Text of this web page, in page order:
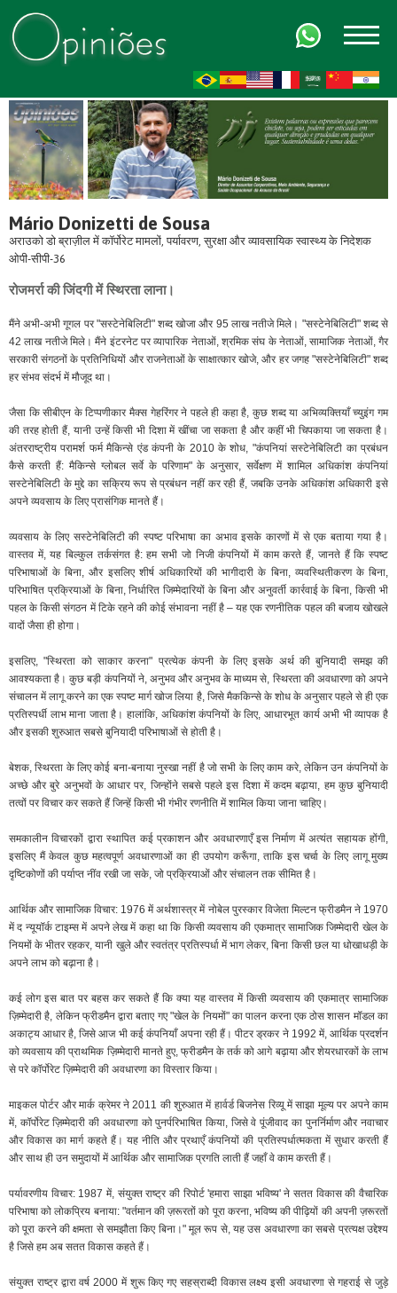
Mário Donizetti de Sousa
अराउको डो ब्राज़ील में कॉर्पोरेट मामलों, पर्यावरण, सुरक्षा और व्यावसायिक स्वास्थ्य के निदेशक
ओपी-सीपी-36
रोजमर्रा की जिंदगी में स्थिरता लाना।
मैंने अभी-अभी गूगल पर "सस्टेनेबिलिटी" शब्द खोजा और 95 लाख नतीजे मिले। "सस्टेनेबिलिटी" शब्द से
42 लाख नतीजे मिले। मैंने इंटरनेट पर व्यापारिक नेताओं, श्रमिक संघ के नेताओं, सामाजिक नेताओं, गैर
सरकारी संगठनों के प्रतिनिधियों और राजनेताओं के साक्षात्कार खोजे, और हर जगह "सस्टेनेबिलिटी" शब्द
हर संभव संदर्भ में मौजूद था।
जैसा कि सीबीएन के टिप्पणीकार मैक्स गेहरिंगर ने पहले ही कहा है, कुछ शब्द या अभिव्यक्तियाँ च्युइंग गम
की तरह होती हैं, यानी उन्हें किसी भी दिशा में खींचा जा सकता है और कहीं भी चिपकाया जा सकता है।
अंतरराष्ट्रीय परामर्श फर्म मैकिन्से एंड कंपनी के 2010 के शोध, "कंपनियां सस्टेनेबिलिटी का प्रबंधन
कैसे करती हैं: मैकिन्से ग्लोबल सर्वे के परिणाम" के अनुसार, सर्वेक्षण में शामिल अधिकांश कंपनियां
सस्टेनेबिलिटी के मुद्दे का सक्रिय रूप से प्रबंधन नहीं कर रही हैं, जबकि उनके अधिकांश अधिकारी इसे
अपने व्यवसाय के लिए प्रासंगिक मानते हैं।
व्यवसाय के लिए सस्टेनेबिलिटी की स्पष्ट परिभाषा का अभाव इसके कारणों में से एक बताया गया है।
वास्तव में, यह बिल्कुल तर्कसंगत है: हम सभी जो निजी कंपनियों में काम करते हैं, जानते हैं कि स्पष्ट
परिभाषाओं के बिना, और इसलिए शीर्ष अधिकारियों की भागीदारी के बिना, व्यवस्थितीकरण के बिना,
परिभाषित प्रक्रियाओं के बिना, निर्धारित जिम्मेदारियों के बिना और अनुवर्ती कार्रवाई के बिना, किसी भी
पहल के किसी संगठन में टिके रहने की कोई संभावना नहीं है – यह एक रणनीतिक पहल की बजाय खोखले
वादों जैसा ही होगा।
इसलिए, "स्थिरता को साकार करना" प्रत्येक कंपनी के लिए इसके अर्थ की बुनियादी समझ की
आवश्यकता है। कुछ बड़ी कंपनियों ने, अनुभव और अनुभव के माध्यम से, स्थिरता की अवधारणा को अपने
संचालन में लागू करने का एक स्पष्ट मार्ग खोज लिया है, जिसे मैककिन्से के शोध के अनुसार पहले से ही एक
प्रतिस्पर्धी लाभ माना जाता है। हालांकि, अधिकांश कंपनियों के लिए, आधारभूत कार्य अभी भी व्यापक है
और इसकी शुरुआत सबसे बुनियादी परिभाषाओं से होती है।
बेशक, स्थिरता के लिए कोई बना-बनाया नुस्खा नहीं है जो सभी के लिए काम करे, लेकिन उन कंपनियों के
अच्छे और बुरे अनुभवों के आधार पर, जिन्होंने सबसे पहले इस दिशा में कदम बढ़ाया, हम कुछ बुनियादी
तत्वों पर विचार कर सकते हैं जिन्हें किसी भी गंभीर रणनीति में शामिल किया जाना चाहिए।
समकालीन विचारकों द्वारा स्थापित कई प्रकाशन और अवधारणाएँ इस निर्माण में अत्यंत सहायक होंगी,
इसलिए मैं केवल कुछ महत्वपूर्ण अवधारणाओं का ही उपयोग करूँगा, ताकि इस चर्चा के लिए लागू मुख्य
दृष्टिकोणों की पर्याप्त नींव रखी जा सके, जो प्रक्रियाओं और संचालन तक सीमित है।
आर्थिक और सामाजिक विचार: 1976 में अर्थशास्त्र में नोबेल पुरस्कार विजेता मिल्टन फ्रीडमैन ने 1970
में द न्यूयॉर्क टाइम्स में अपने लेख में कहा था कि किसी व्यवसाय की एकमात्र सामाजिक जिम्मेदारी खेल के
नियमों के भीतर रहकर, यानी खुले और स्वतंत्र प्रतिस्पर्धा में भाग लेकर, बिना किसी छल या धोखाधड़ी के
अपने लाभ को बढ़ाना है।
कई लोग इस बात पर बहस कर सकते हैं कि क्या यह वास्तव में किसी व्यवसाय की एकमात्र सामाजिक
ज़िम्मेदारी है, लेकिन फ्रीडमैन द्वारा बताए गए "खेल के नियमों" का पालन करना एक ठोस शासन मॉडल का
अकाट्य आधार है, जिसे आज भी कई कंपनियाँ अपना रही हैं। पीटर ड्रकर ने 1992 में, आर्थिक प्रदर्शन
को व्यवसाय की प्राथमिक ज़िम्मेदारी मानते हुए, फ्रीडमैन के तर्क को आगे बढ़ाया और शेयरधारकों के लाभ
से परे कॉर्पोरेट ज़िम्मेदारी की अवधारणा का विस्तार किया।
माइकल पोर्टर और मार्क क्रेमर ने 2011 की शुरुआत में हार्वर्ड बिजनेस रिव्यू में साझा मूल्य पर अपने काम
में, कॉर्पोरेट ज़िम्मेदारी की अवधारणा को पुनर्परिभाषित किया, जिसे वे पूंजीवाद का पुनर्निर्माण और नवाचार
और विकास का मार्ग कहते हैं। यह नीति और प्रथाएँ कंपनियों की प्रतिस्पर्धात्मकता में सुधार करती हैं
और साथ ही उन समुदायों में आर्थिक और सामाजिक प्रगति लाती हैं जहाँ वे काम करती हैं।
पर्यावरणीय विचार: 1987 में, संयुक्त राष्ट्र की रिपोर्ट 'हमारा साझा भविष्य' ने सतत विकास की वैचारिक
परिभाषा को लोकप्रिय बनाया: "वर्तमान की ज़रूरतों को पूरा करना, भविष्य की पीढ़ियों की अपनी ज़रूरतों
को पूरा करने की क्षमता से समझौता किए बिना।" मूल रूप से, यह उस अवधारणा का सबसे प्रत्यक्ष उद्देश्य
है जिसे हम अब सतत विकास कहते हैं।
संयुक्त राष्ट्र द्वारा वर्ष 2000 में शुरू किए गए सहस्राब्दी विकास लक्ष्य इसी अवधारणा से गहराई से जुड़े